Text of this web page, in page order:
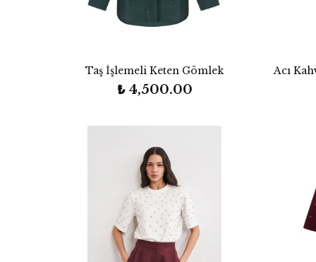
Taş İşlemeli Keten Gömlek
₺ 4,500.00
Acı